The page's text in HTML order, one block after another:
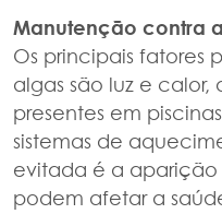
Manutenção contra
Os principais fatores
algas são luz e
presentes em
sistemas de
evitada é a aparição
podem afetar a